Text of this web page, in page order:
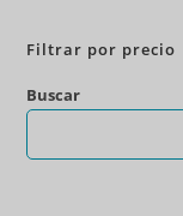
Filtrar por precio
Buscar